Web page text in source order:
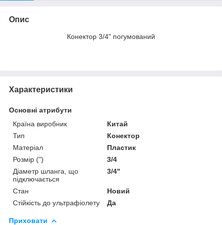
Опис
Конектор 3/4" погумований
Характеристики
Основні атрибути
Країна виробник
Китай
Тип
Конектор
Матеріал
Пластик
Розмір (")
3/4
Діаметр шланга, що
підключається
3/4"
Стан
Новий
Стійкість до ультрафіолету
Да
Приховати